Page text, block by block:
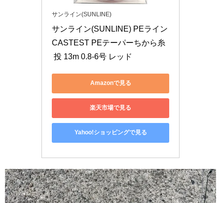
サンライン(SUNLINE)
サンライン(SUNLINE) PEライン
CASTEST PEテーパーちから糸
投 13m 0.8-6号 レッド
Amazonで見る
楽天市場で見る
Yahoo!ショッピングで見る